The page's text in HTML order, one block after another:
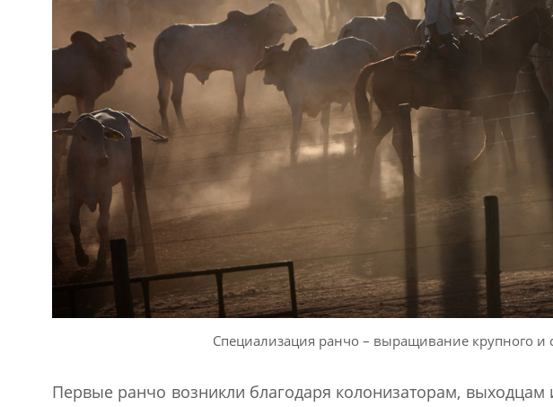
Специализация ранчо – выращивание крупного и
Первые ранчо возникли благодаря колонизаторам,